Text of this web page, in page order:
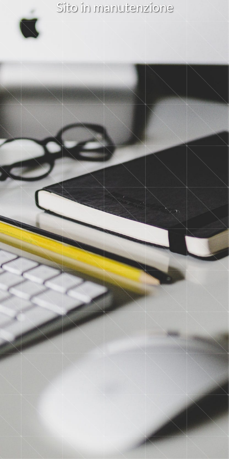
Sito in manutenzione